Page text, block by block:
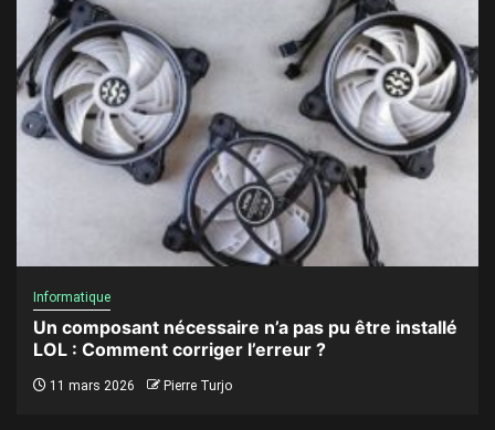
Informatique
Un composant nécessaire n’a pas pu être installé
LOL : Comment corriger l’erreur ?
11 mars 2026 Pierre Turjo